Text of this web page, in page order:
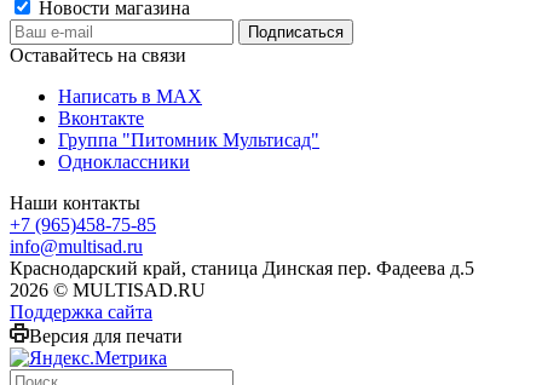
Новости магазина
Оставайтесь на связи
Написать в MAX
Вконтакте
Группа "Питомник Мультисад"
Одноклассники
Наши контакты
+7 (965)458-75-85
info@multisad.ru
Краснодарский край, станица Динская пер. Фадеева д.5
2026 © MULTISAD.RU
Поддержка сайта
Версия для печати